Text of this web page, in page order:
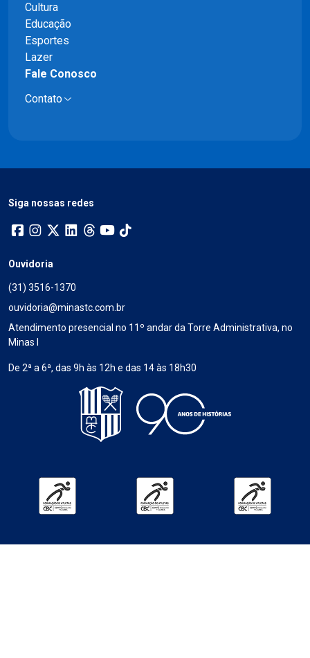
Cultura
Educação
Esportes
Lazer
Fale Conosco
Contato
Siga nossas redes
Ouvidoria
(31) 3516-1370
ouvidoria@minastc.com.br
Atendimento presencial no 11º andar da Torre Administrativa, no
Minas I
De 2ª a 6ª, das 9h às 12h e das 14 às 18h30